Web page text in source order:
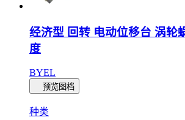
经济型 回转 电动位移台 涡轮
度
BYEL
预览图档
种类